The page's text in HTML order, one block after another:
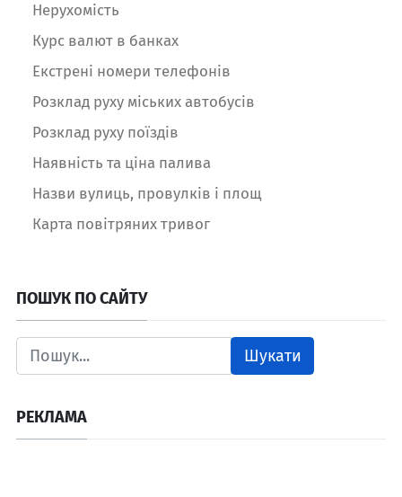
Нерухомість
Курс валют в банках
Екстрені номери телефонів
Розклад руху міських автобусів
Розклад руху поїздів
Наявність та ціна палива
Назви вулиць, провулків і площ
Карта повітряних тривог
ПОШУК ПО САЙТУ
Шукати
РЕКЛАМА